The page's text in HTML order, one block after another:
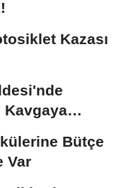
Kazası
Kavgaya
Bütçe
Var